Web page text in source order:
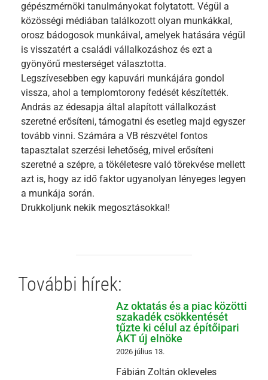
gépészmérnöki tanulmányokat folytatott. Végül a
közösségi médiában találkozott olyan munkákkal,
orosz bádogosok munkáival, amelyek hatására végül
is visszatért a családi vállalkozáshoz és ezt a
gyönyörű mesterséget választotta.
Legszívesebben egy kapuvári munkájára gondol
vissza, ahol a templomtorony fedését készítették.
András az édesapja által alapított vállalkozást
szeretné erősíteni, támogatni és esetleg majd egyszer
tovább vinni. Számára a VB részvétel fontos
tapasztalat szerzési lehetőség, mivel erősíteni
szeretné a szépre, a tökéletesre való törekvése mellett
azt is, hogy az idő faktor ugyanolyan lényeges legyen
a munkája során.
Drukkoljunk nekik megosztásokkal!
További hírek:
Az oktatás és a piac közötti
szakadék csökkentését
tűzte ki célul az építőipari
ÁKT új elnöke
2026 július 13.
Fábián Zoltán okleveles